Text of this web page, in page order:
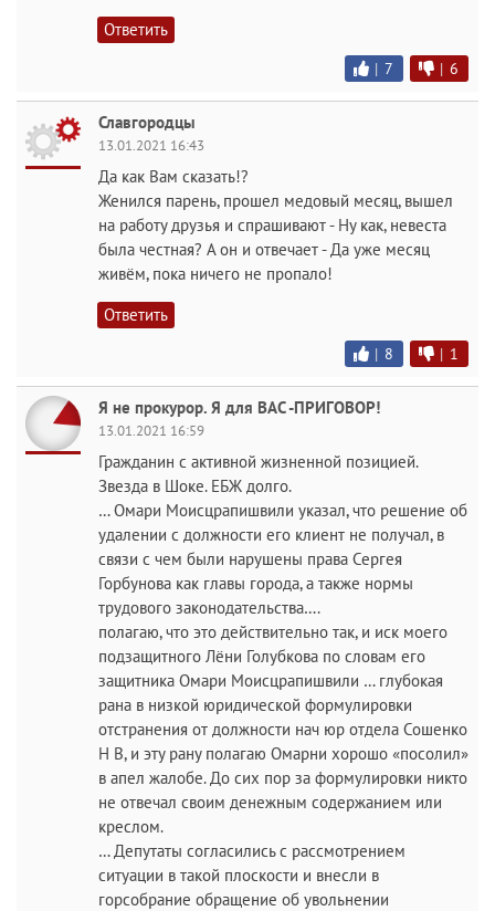
Ответить
| 7 | 6
Славгородцы
13.01.2021 16:43
Да как Вам сказать!?
Женился парень, прошел медовый месяц, вышел
на работу друзья и спрашивают - Ну как, невеста
была честная? А он и отвечает - Да уже месяц
живём, пока ничего не пропало!
Ответить
| 8 | 1
Я не прокурор. Я для ВАС -ПРИГОВОР!
13.01.2021 16:59
Гражданин с активной жизненной позицией.
Звезда в Шоке. ЕБЖ долго.
… Омари Моисцрапишвили указал, что решение об
удалении с должности его клиент не получал, в
связи с чем были нарушены права Сергея
Горбунова как главы города, а также нормы
трудового законодательства….
полагаю, что это действительно так, и иск моего
подзащитного Лёни Голубкова по словам его
защитника Омари Моисцрапишвили … глубокая
рана в низкой юридической формулировки
отстранения от должности нач юр отдела Сошенко
Н В, и эту рану полагаю Омарни хорошо «посолил»
в апел жалобе. До сих пор за формулировки никто
не отвечал своим денежным содержанием или
креслом.
… Депутаты согласились с рассмотрением
ситуации в такой плоскости и внесли в
горсобрание обращение об увольнении